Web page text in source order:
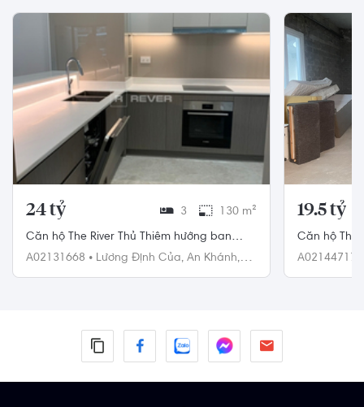
24 tỷ 3 130 m²
Căn hộ The River Thủ Thiêm hướng ban
công đông bắc nội thất cơ bản diện tích
A02131668 • Lương Định Của, An Khánh,
19.5 tỷ
Căn hộ Thủ
Nam, diện
A02144717